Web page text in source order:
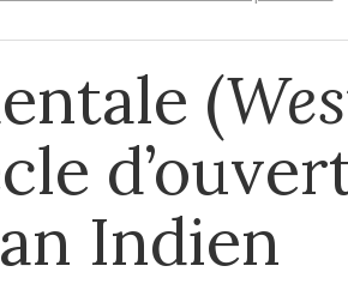
(
Indien